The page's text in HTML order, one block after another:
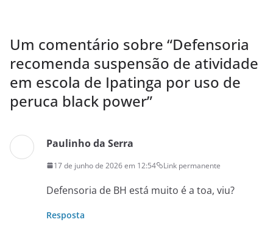
Um comentário sobre “Defensoria
recomenda suspensão de atividade
em escola de Ipatinga por uso de
peruca black power”
Paulinho da Serra
17 de junho de 2026 em 12:54 Link permanente
Defensoria de BH está muito é a toa, viu?
Resposta